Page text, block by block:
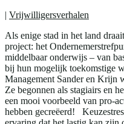
| Vrijwilligersverhalen
Als enige stad in het land
project: het
middelbaar onderwijs – van
bij hun mogelijk toekomstige
Management Sander en Krijn
Ze begonnen als stagiairs en
een mooi voorbeeld van pro-
hebben gecreëerd!